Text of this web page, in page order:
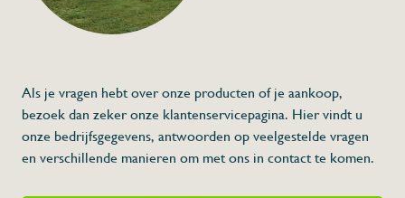
Als je vragen hebt over onze producten of je aankoop,
bezoek dan zeker onze klantenservicepagina. Hier vindt u
onze bedrijfsgegevens, antwoorden op veelgestelde vragen
en verschillende manieren om met ons in contact te komen.